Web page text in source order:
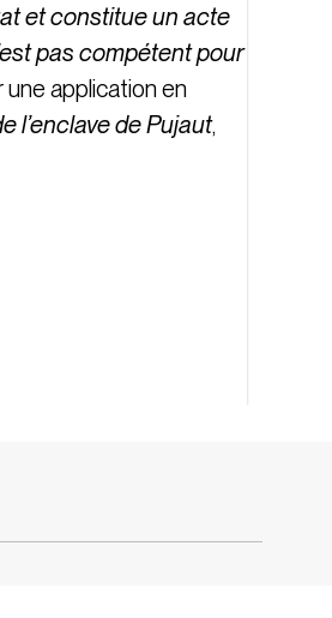
et constitue un acte
pas compétent pour
une application en
l’enclave de Pujaut,